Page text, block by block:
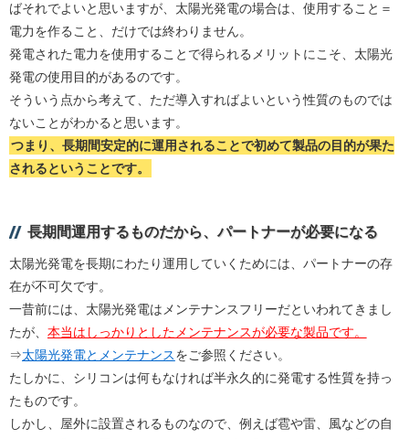
ばそれでよいと思いますが、太陽光発電の場合は、使用すること＝
電力を作ること、だけでは終わりません。
発電された電力を使用することで得られるメリットにこそ、太陽光
発電の使用目的があるのです。
そういう点から考えて、ただ導入すればよいという性質のものでは
ないことがわかると思います。
つまり、長期間安定的に運用されることで初めて製品の目的が果た
されるということです。
長期間運用するものだから、パートナーが必要になる
太陽光発電を長期にわたり運用していくためには、パートナーの存
在が不可欠です。
一昔前には、太陽光発電はメンテナンスフリーだといわれてきまし
たが、 本当はしっかりとしたメンテナンスが必要な製品です。
⇒太陽光発電とメンテナンスをご参照ください。
たしかに、シリコンは何もなければ半永久的に発電する性質を持っ
たものです。
しかし、屋外に設置されるものなので、例えば雹や雷、風などの自